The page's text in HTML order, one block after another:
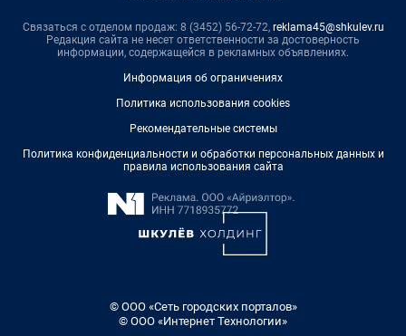
Связаться с отделом продаж: 8 (3452) 56-72-72, reklama45@shkulev.ru
Редакция сайта не несет ответственности за достоверность
информации, содержащейся в рекламных объявлениях.
Информация об ограничениях
Политика использования cookies
Рекомендательные системы
Политика конфиденциальности и обработки персональных данных и
правила использования сайта
© ООО «Сеть городских порталов»
© ООО «Интернет Технологии»